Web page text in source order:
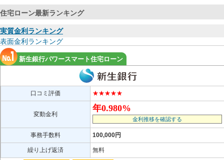
住宅ローン最新ランキング
実質金利ランキング
表面金利ランキング
新生銀行パワースマート住宅ローン
口コミ評価 ★★★★★
変動金利
年0.980%
金利推移を確認する
事務手数料 100,000円
繰り上げ返済 無料